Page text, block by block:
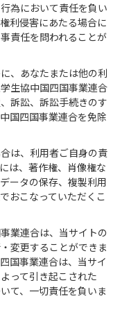
為において責任を負い
利侵害にあたる場合に
責任を問われることが
、あなたまたは他の利
生協中国四国事業連合
訴訟、訴訟手続きのす
国四国事業連合を免除
は、利用者ご自身の責
は、著作権、肖像権な
ータの保存、複製利用
おこなっていただくこ
業連合は、当サイトの
変更することができま
国事業連合は、当サイ
って引き起こされた
て、一切責任を負いま